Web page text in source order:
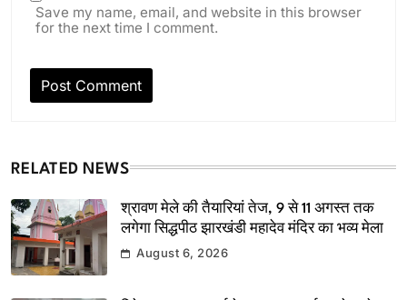
Save my name, email, and website in this browser
for the next time I comment.
RELATED NEWS
श्रावण मेले की तैयारियां तेज, 9 से 11 अगस्त तक
लगेगा सिद्धपीठ झारखंडी महादेव मंदिर का भव्य मेला
August 6, 2026